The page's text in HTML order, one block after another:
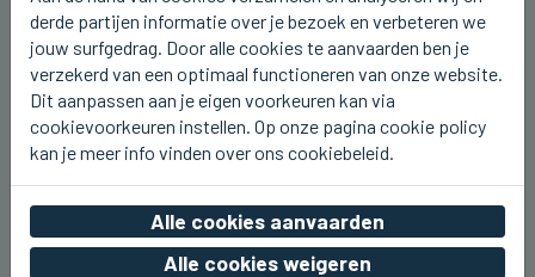
WESTENDE
Aaron Blommaert komt nu zaterdag
naar Joe Paradice Beach
wo 05 augustus 2026, 20:49
derde partijen informatie over je bezoek en verbeteren we
jouw surfgedrag. Door alle cookies te aanvaarden ben je
verzekerd van een optimaal functioneren van onze website.
Dit aanpassen aan je eigen voorkeuren kan via
cookievoorkeuren instellen. Op onze pagina cookie policy
kan je meer info vinden over ons cookiebeleid.
Alle cookies aanvaarden
Alle cookies weigeren